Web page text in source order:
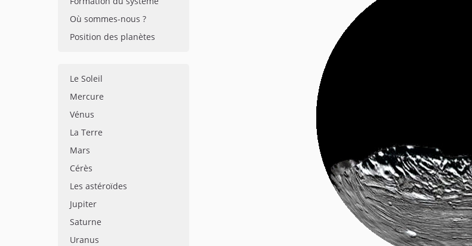
Où sommes-nous ?
Position des planètes
Le Soleil
Mercure
Vénus
La Terre
Mars
Cérès
Les astéroïdes
Jupiter
Saturne
Uranus